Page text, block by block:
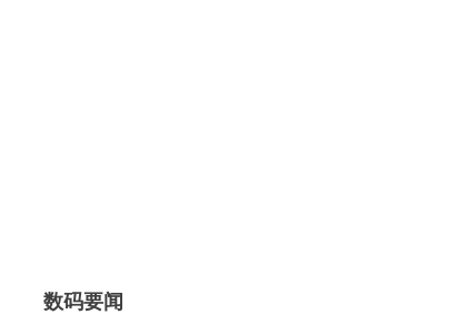
数码要闻